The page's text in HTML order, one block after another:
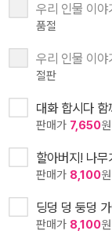
우리 인물 이
품절
우리 인물 이
절판
대화 합시다
판매가 7,650원
할아버지! 나
판매가 8,100원
딩덩 덩 둥덩
판매가 8,100원